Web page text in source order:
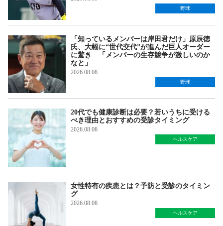
野球
「知っているメンバーは岸田君だけ」原辰徳
氏、大幅に“世代交代”が進んだ巨人オーダー
に驚き 「メンバーの生存競争が激しいのか
なと」
2026.08.08
野球
20代でも健康診断は必要？若いうちに受ける
べき理由とおすすめの受診タイミング
2026.08.08
ヘルスケア
女性特有の疾患とは？予防と受診のタイミン
グ
2026.08.08
ヘルスケア